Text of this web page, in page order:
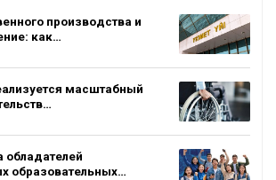
производства и
как…
масштабный
образовательных…